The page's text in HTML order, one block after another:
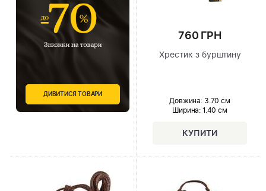
ДИВИТИСЯ ТОВАРИ
760 ГРН
Хрестик з бурштину
Довжина: 3.70 см
Ширина: 1.40 см